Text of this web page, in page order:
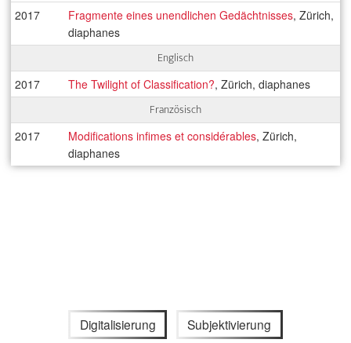
2017
Fragmente eines unendlichen Gedächtnisses, Zürich,
diaphanes
Englisch
2017 The Twilight of Classi­fication?, Zürich, diaphanes
Französisch
2017 Modifications infimes et considérables, Zürich,
diaphanes
Digitalisierung Subjektivierung